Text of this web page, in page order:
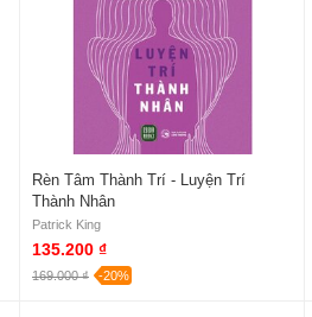
Rèn Tâm Thành Trí - Luyện Trí
Thành Nhân
Patrick King
135.200 ₫
169.000 ₫ -20%